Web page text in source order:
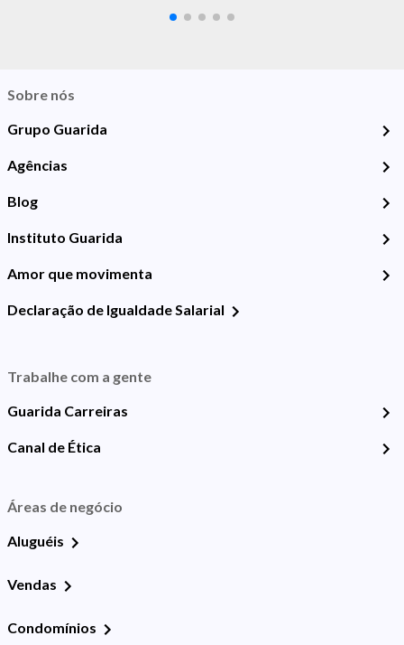
Sobre nós
Grupo Guarida
Agências
Blog
Instituto Guarida
Amor que movimenta
Declaração de Igualdade Salarial
Trabalhe com a gente
Guarida Carreiras
Canal de Ética
Áreas de negócio
Aluguéis
Vendas
Condomínios